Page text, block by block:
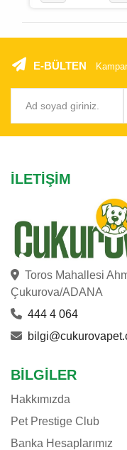
E-BÜLTEN
İLETIŞIM
Toros Mahallesi
Çukurova/ADANA
444 4 064
BILGILER
Hakkımızda
Pet Prestige Club
Banka Hesaplarımız